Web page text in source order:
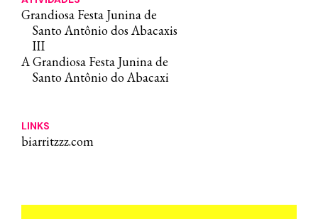
Grandiosa Festa Junina de
Santo Antônio dos Abacaxis
III
A Grandiosa Festa Junina de
Santo Antônio do Abacaxi
LINKS
biarritzzz.com